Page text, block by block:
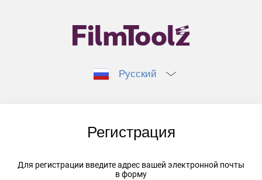
Русский
Регистрация
Для регистрации введите адрес вашей электронной почты
в форму